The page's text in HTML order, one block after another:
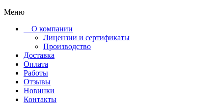
Меню
О компании
Лицензии и сертификаты
Производство
Доставка
Оплата
Работы
Отзывы
Новинки
Контакты